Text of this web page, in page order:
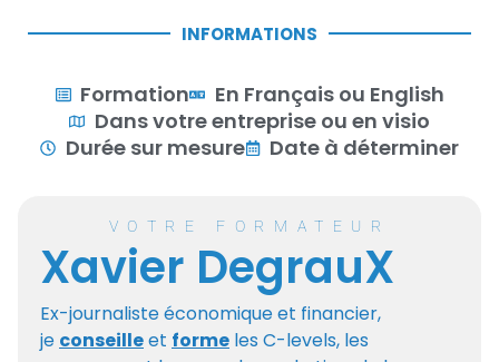
INFORMATIONS
Formation
En Français ou English
Dans votre entreprise ou en visio
Durée sur mesure
Date à déterminer
VOTRE FORMATEUR
Xavier DegrauX
Ex-journaliste économique et financier,
je conseilleet forme les C-levels, les